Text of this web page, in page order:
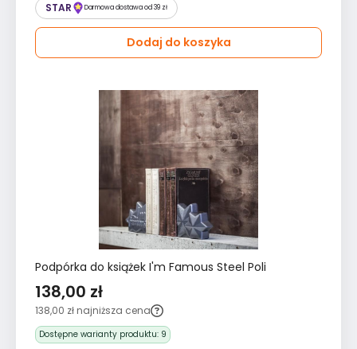
STAR Darmowa dostawa od 39 zł
Dodaj do koszyka
Podpórka do książek I'm Famous Steel Poli
138,00 zł
138,00 zł najniższa cena
Dostępne warianty produktu: 9